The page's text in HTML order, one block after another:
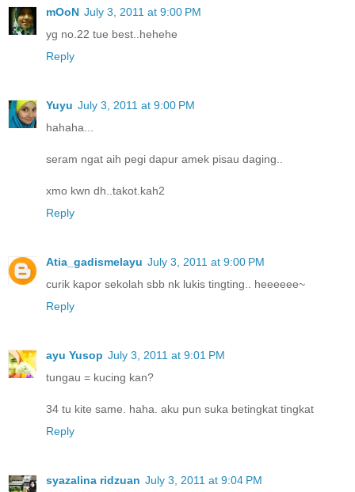
mOoN July 3, 2011 at 9:00 PM
yg no.22 tue best..hehehe
Reply
Yuyu July 3, 2011 at 9:00 PM
hahaha...
seram ngat aih pegi dapur amek pisau daging..
xmo kwn dh..takot.kah2
Reply
Atia_gadismelayu July 3, 2011 at 9:00 PM
curik kapor sekolah sbb nk lukis tingting.. heeeeee~
Reply
ayu Yusop July 3, 2011 at 9:01 PM
tungau = kucing kan?
34 tu kite same. haha. aku pun suka betingkat tingkat
Reply
syazalina ridzuan July 3, 2011 at 9:04 PM